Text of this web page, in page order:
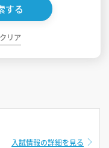
する
リア
入試情報の詳細を見る